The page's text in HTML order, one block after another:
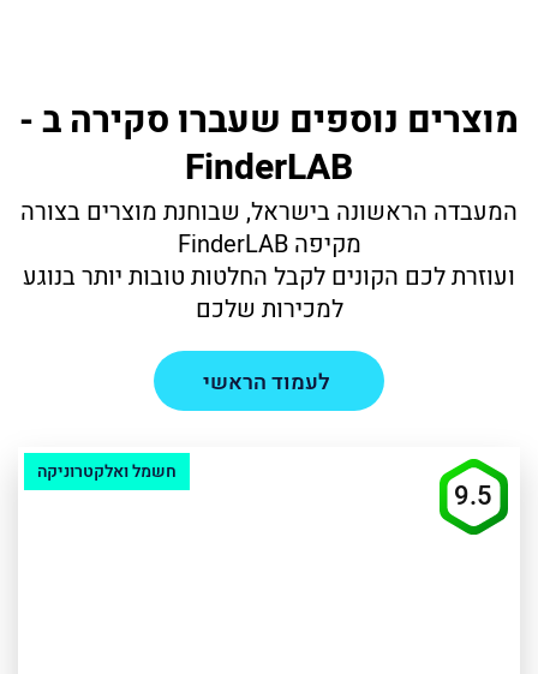
מוצרים נוספים שעברו סקירה ב -
FinderLAB
המעבדה הראשונה בישראל, שבוחנת מוצרים בצורה
מקיפה FinderLAB
ועוזרת לכם הקונים לקבל החלטות טובות יותר בנוגע
למכירות שלכם
לעמוד הראשי
חשמל ואלקטרוניקה
9.5